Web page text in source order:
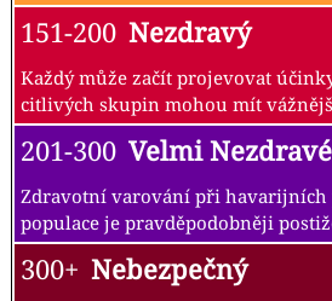
151-200 Nezdravý
Každý může začít projevovat
citlivých skupin mohou mít
201-300 Velmi Nezdravé
Zdravotní varování při havarijních
populace je pravděpodobněji
300+ Nebezpečný